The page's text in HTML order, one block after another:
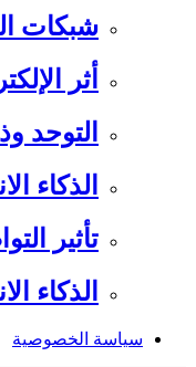
شبكات التواصل
أثر
التوحد
الذكاء
تأثير
الذكاء
سياسة الخصوصية